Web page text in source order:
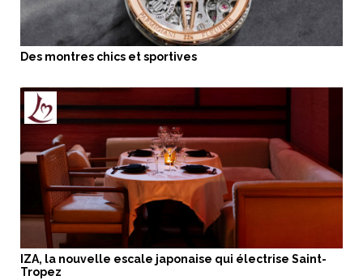
Des montres chics et sportives
IZA, la nouvelle escale japonaise qui électrise Saint-
Tropez